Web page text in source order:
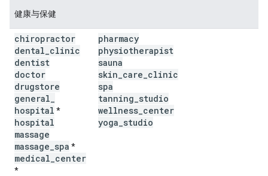
健康与保健
chiropractor
dental clinic
dentist
doctor
drugstore
general
hospital *
hospital
massage
massage spa *
medical center
*
pharmacy
physiotherapist
sauna
skin care clinic
spa
tanning studio
wellness center
yoga studio